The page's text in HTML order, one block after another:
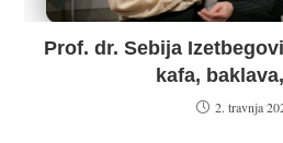
Prof. dr. Sebija
kafa,
2. travnja